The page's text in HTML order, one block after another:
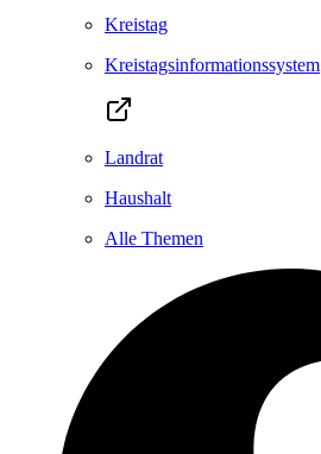
Kreistag
Kreistagsinformationssystem
Landrat
Haushalt
Alle Themen